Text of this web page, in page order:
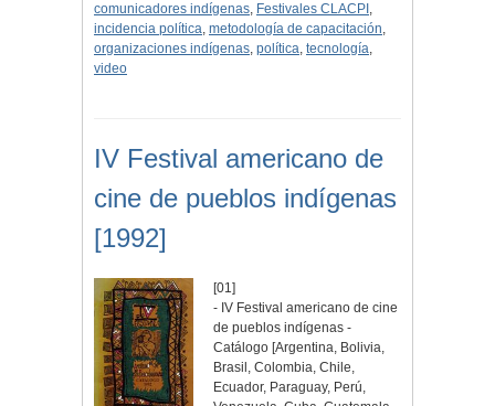
comunicadores indígenas, Festivales CLACPI ,
incidencia política, metodología de capacitación,
organizaciones indígenas, política, tecnología,
video
IV Festival americano de
cine de pueblos indígenas
[1992]
[01]
- IV Festival americano de cine
de pueblos indígenas -
Catálogo [Argentina, Bolivia,
Brasil, Colombia, Chile,
Ecuador, Paraguay, Perú,